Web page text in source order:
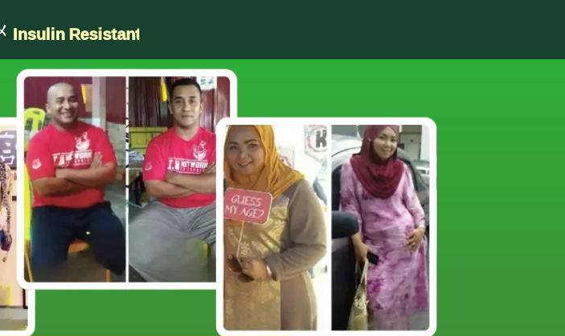
Insulin Resistant